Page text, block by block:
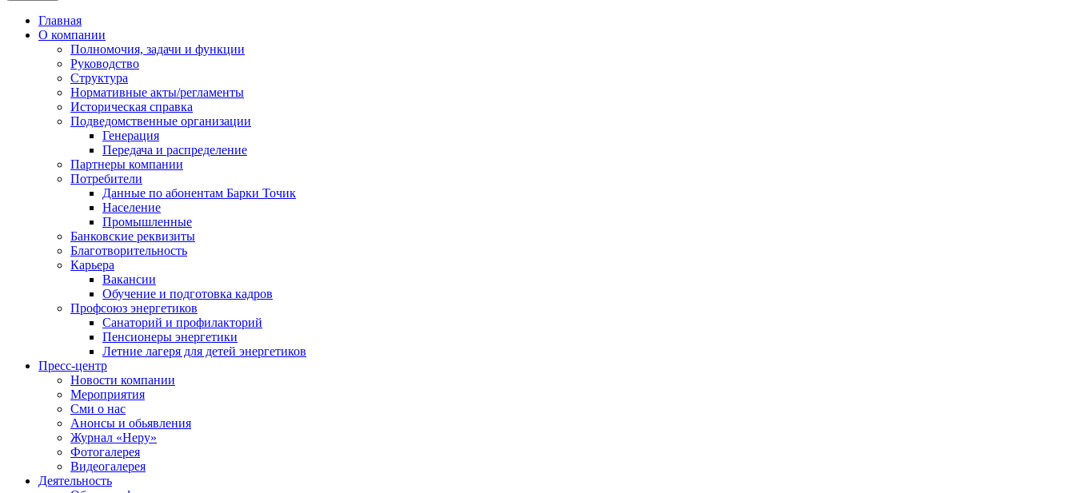
Главная
О компании
Полномочия, задачи и функции
Руководство
Структура
Нормативные акты/регламенты
Историческая справка
Подведомственные организации
Генерация
Передача и распределение
Партнеры компании
Потребители
Данные по абонентам Барки Точик
Население
Промышленные
Банковские реквизиты
Благотворительность
Карьера
Вакансии
Обучение и подготовка кадров
Профсоюз энергетиков
Санаторий и профилакторий
Пенсионеры энергетики
Летние лагеря для детей энергетиков
Пресс-центр
Новости компании
Мероприятия
Сми о нас
Анонсы и обьявления
Журнал «Неру»
Фотогалерея
Видеогалерея
Деятельность